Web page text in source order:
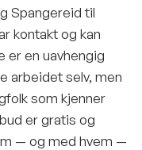
Spangereid til
kontakt og kan
er en uavhengig
arbeidet selv, men
som kjenner
er gratis og
— og med hvem —